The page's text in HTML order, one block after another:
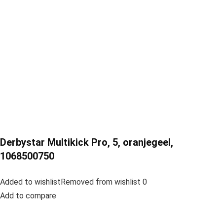
Derbystar Multikick Pro, 5, oranjegeel,
1068500750
Added to wishlistRemoved from wishlist 0
Add to compare